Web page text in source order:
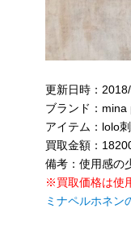
更新日時：
ブランド：
アイテム：lolo
買取金額：
備考：使用感の
※買取価格は使
ミナペルホネン